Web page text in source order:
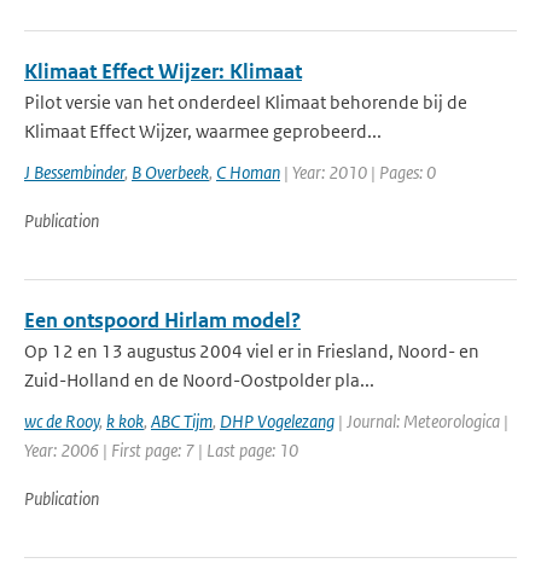
Klimaat Effect Wijzer: Klimaat
Pilot versie van het onderdeel Klimaat behorende bij de
Klimaat Effect Wijzer, waarmee geprobeerd...
J Bessembinder, B Overbeek, C Homan | Year: 2010 | Pages: 0
Publication
Een ontspoord Hirlam model?
Op 12 en 13 augustus 2004 viel er in Friesland, Noord- en
Zuid-Holland en de Noord-Oostpolder pla...
wc de Rooy, k kok, ABC Tijm, DHP Vogelezang | Journal: Meteorologica |
Year: 2006 | First page: 7 | Last page: 10
Publication